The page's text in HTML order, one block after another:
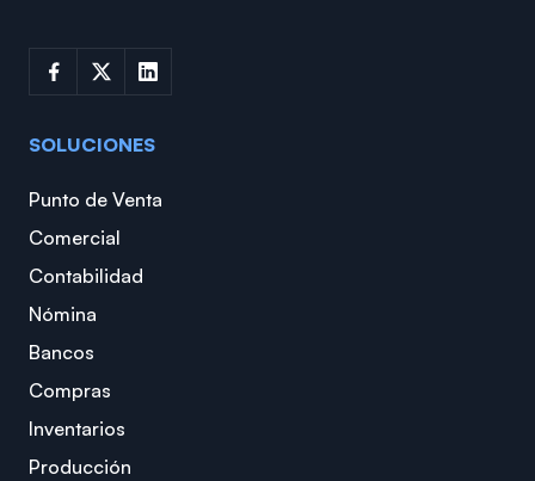
SOLUCIONES
Punto de Venta
Comercial
Contabilidad
Nómina
Bancos
Compras
Inventarios
Producción